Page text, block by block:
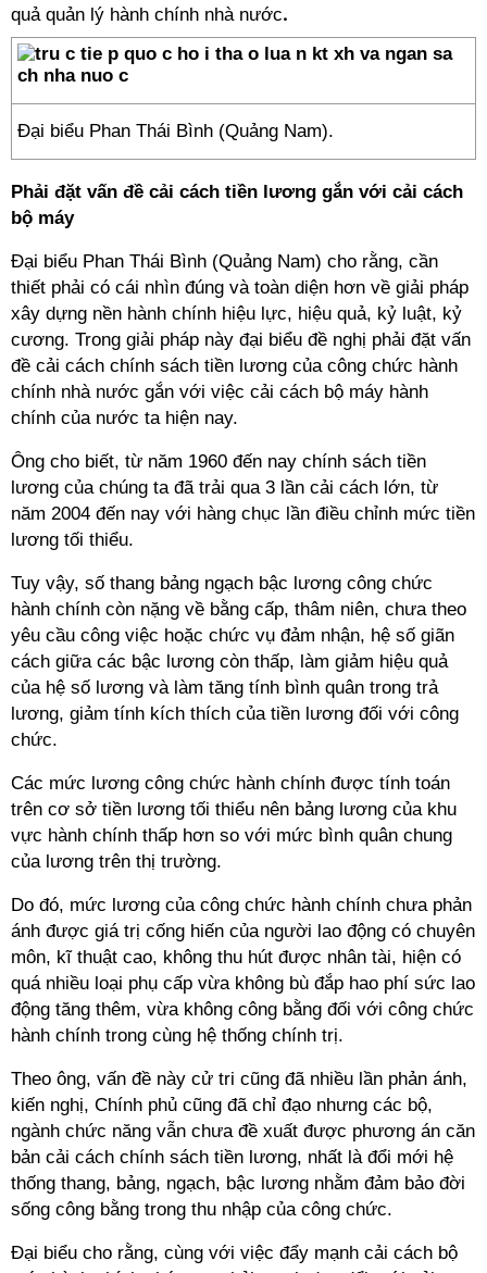
quả quản lý hành chính nhà nước.
Đại biểu Phan Thái Bình (Quảng Nam).
Phải đặt vấn đề cải cách tiền lương gắn với cải cách
bộ máy
Đại biểu Phan Thái Bình (Quảng Nam) cho rằng, cần
thiết phải có cái nhìn đúng và toàn diện hơn về giải pháp
xây dựng nền hành chính hiệu lực, hiệu quả, kỷ luật, kỷ
cương. Trong giải pháp này đại biểu đề nghị phải đặt vấn
đề cải cách chính sách tiền lương của công chức hành
chính nhà nước gắn với việc cải cách bộ máy hành
chính của nước ta hiện nay.
Ông cho biết, từ năm 1960 đến nay chính sách tiền
lương của chúng ta đã trải qua 3 lần cải cách lớn, từ
năm 2004 đến nay với hàng chục lần điều chỉnh mức tiền
lương tối thiểu.
Tuy vậy, số thang bảng ngạch bậc lương công chức
hành chính còn nặng về bằng cấp, thâm niên, chưa theo
yêu cầu công việc hoặc chức vụ đảm nhận, hệ số giãn
cách giữa các bậc lương còn thấp, làm giảm hiệu quả
của hệ số lương và làm tăng tính bình quân trong trả
lương, giảm tính kích thích của tiền lương đối với công
chức.
Các mức lương công chức hành chính được tính toán
trên cơ sở tiền lương tối thiểu nên bảng lương của khu
vực hành chính thấp hơn so với mức bình quân chung
của lương trên thị trường.
Do đó, mức lương của công chức hành chính chưa phản
ánh được giá trị cống hiến của người lao động có chuyên
môn, kĩ thuật cao, không thu hút được nhân tài, hiện có
quá nhiều loại phụ cấp vừa không bù đắp hao phí sức lao
động tăng thêm, vừa không công bằng đối với công chức
hành chính trong cùng hệ thống chính trị.
Theo ông, vấn đề này cử tri cũng đã nhiều lần phản ánh,
kiến nghị, Chính phủ cũng đã chỉ đạo nhưng các bộ,
ngành chức năng vẫn chưa đề xuất được phương án căn
bản cải cách chính sách tiền lương, nhất là đổi mới hệ
thống thang, bảng, ngạch, bậc lương nhằm đảm bảo đời
sống công bằng trong thu nhập của công chức.
Đại biểu cho rằng, cùng với việc đẩy mạnh cải cách bộ